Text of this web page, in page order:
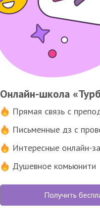
Онлайн-школа
Прямая связь с
Письменные дз с
Интересные онлайн-
Душевное комьюнити
Получить